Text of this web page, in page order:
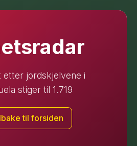
etter jordskjelvene i
stiger til 1.719
til forsiden